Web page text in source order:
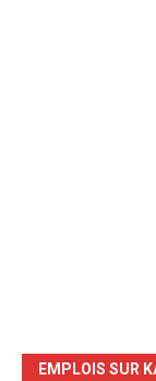
EMPLOIS SUR